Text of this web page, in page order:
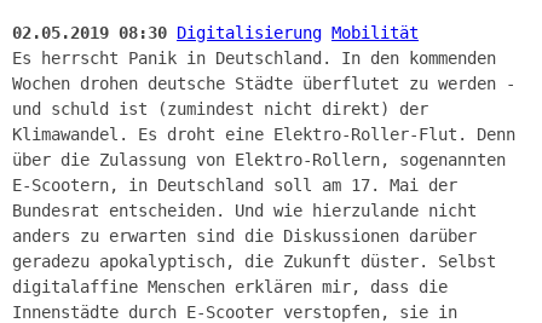
02.05.2019 08:30 Digitalisierung Mobilität
Es herrscht Panik in Deutschland. In den kommenden
Wochen drohen deutsche Städte überflutet zu werden -
und schuld ist (zumindest nicht direkt) der
Klimawandel. Es droht eine Elektro-Roller-Flut. Denn
über die Zulassung von Elektro-Rollern, sogenannten
E-Scootern, in Deutschland soll am 17. Mai der
Bundesrat entscheiden. Und wie hierzulande nicht
anders zu erwarten sind die Diskussionen darüber
geradezu apokalyptisch, die Zukunft düster. Selbst
digitalaffine Menschen erklären mir, dass die
Innenstädte durch E-Scooter verstopfen, sie in